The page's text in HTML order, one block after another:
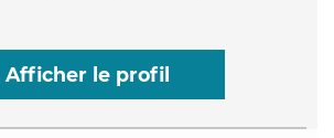
Afficher le profil